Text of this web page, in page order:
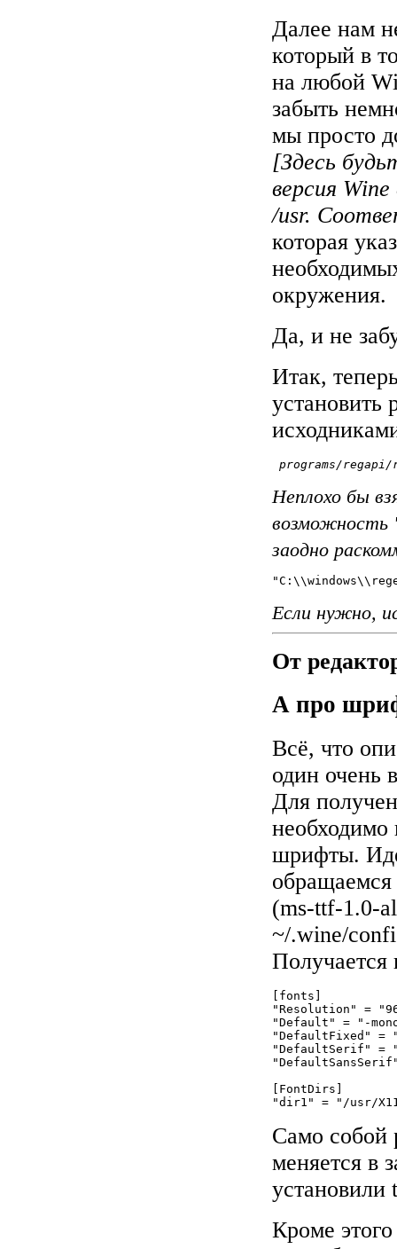
Далее нам
который в
на любой
забыть
мы просто
[Здесь
версия
/usr.
которая
окружения.
Да, и не
Итак,
установить
programs/
Неплохо бы
возможность
заодно
Если нужно,
От
А про
Всё, что
один очень
Для
необходимо
шрифты.
(ms-ttf-1.0-
~/.wine/
[fonts]
"Resolution" =
"Default" = "-
"DefaultFixed"
"DefaultSerif" =
[FontDirs]
Само собой
меняется в
Кроме